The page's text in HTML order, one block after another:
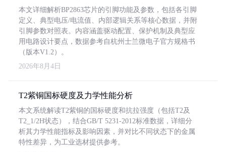
本文详细解析BP2863芯片的引脚功能及参数，包括各引脚
定义、典型电压/电流值、内部逻辑关系等核心数据，并附
引脚参数对照表。内容涵盖驱动配置、保护机制及典型应
用电路设计要点，数据参考自杭州士兰微电子官方规格书
（版本V1.2）。
2026年8月4日
T2紫铜国标硬度及力学性能分析
本文系统解读T2紫铜的国标硬度和抗拉强度（包括T2及
T2_1/2H状态），结合GB/T 5231-2012标准数据，详细分
析其力学性能指标及影响因素，并对比不同状态下的金属
特性差异，为工业选材提供参考。